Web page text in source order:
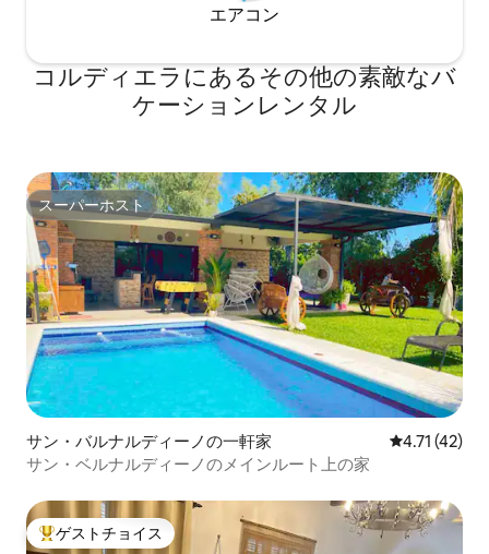
エアコン
コルディエラにあるその他の素敵なバ
ケーションレンタル
スーパーホスト
スーパーホスト
サン・バルナルディーノの一軒家 レビュー42
4.71 (42)
サン・ベルナルディーノのメインルート上の家
大好評のゲストチョイスです。
ゲストチョイス